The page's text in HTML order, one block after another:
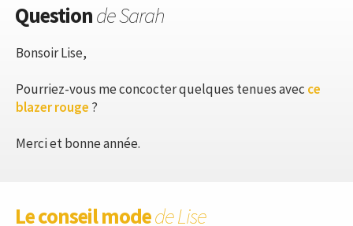
Questionde Sarah
Bonsoir Lise,
Pourriez-vous me concocter quelques tenues avec ce
blazer rouge ?
Merci et bonne année.
Le conseil modede Lise